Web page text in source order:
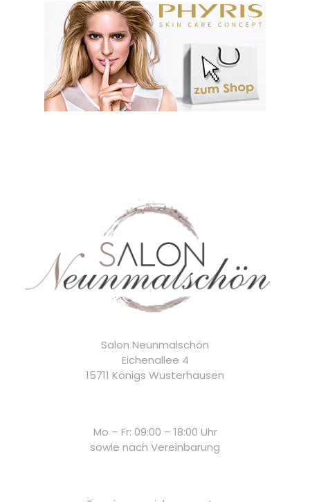
Salon Neunmalschön
Eichenallee 4
15711 Königs Wusterhausen
Mo – Fr: 09:00 – 18:00 Uhr
sowie nach Vereinbarung